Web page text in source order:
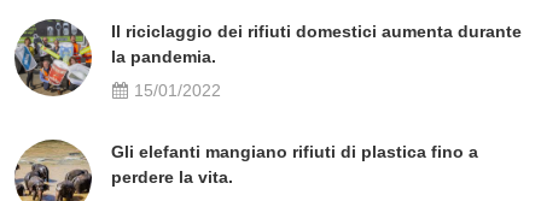
Il riciclaggio dei rifiuti domestici aumenta durante
la pandemia.
15/01/2022
Gli elefanti mangiano rifiuti di plastica fino a
perdere la vita.